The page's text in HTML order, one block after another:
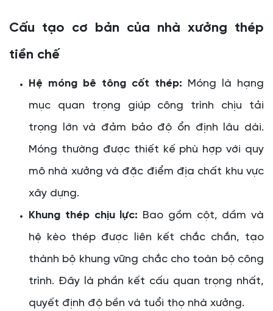
Cấu tạo cơ bản của nhà xưởng thép
tiền chế
Hệ móng bê tông cốt thép: Móng là hạng
mục quan trọng giúp công trình chịu tải
trọng lớn và đảm bảo độ ổn định lâu dài.
Móng thường được thiết kế phù hợp với quy
mô nhà xưởng và đặc điểm địa chất khu vực
xây dựng.
Khung thép chịu lực: Bao gồm cột, dầm và
hệ kèo thép được liên kết chắc chắn, tạo
thành bộ khung vững chắc cho toàn bộ công
trình. Đây là phần kết cấu quan trọng nhất,
quyết định độ bền và tuổi thọ nhà xưởng.